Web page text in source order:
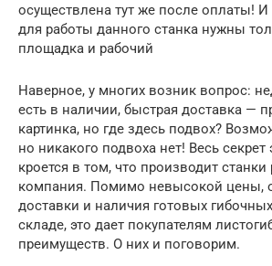
осуществлена тут же после оплаты! И
для работы данного станка нужны
площадка и рабочий
Наверное, у многих возник вопрос:
есть в наличии, быстрая доставка —
картинка, но где здесь подвох?
но никакого подвоха нет! Весь
кроется в том, что производит станки
компания. Помимо невысокой цены,
доставки и наличия готовых
складе, это дает покупателям
преимуществ. О них и поговорим.